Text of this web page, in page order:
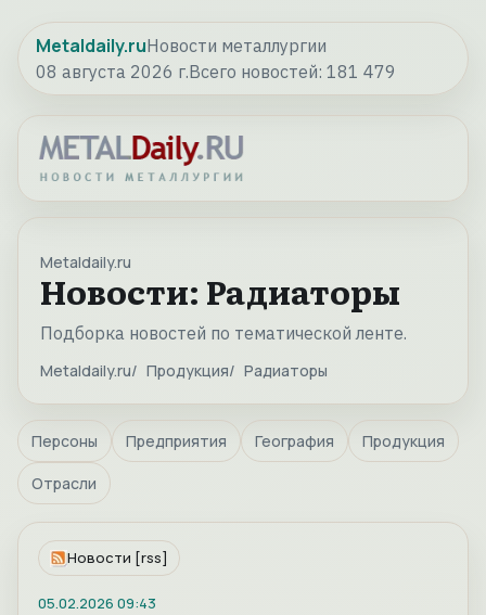
Metaldaily.ruНовости металлургии
08 августа 2026 г.Всего новостей: 181 479
Metaldaily.ru
Новости: Радиаторы
Подборка новостей по тематической ленте.
Metaldaily.ru Продукция Радиаторы
Персоны Предприятия География Продукция
Отрасли
Новости [rss]
05.02.2026 09:43